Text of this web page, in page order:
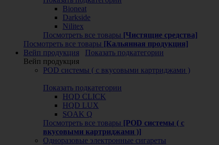
Bioneat
Darkside
Nilitex
Посмотреть все товары [Чистящие средства]
Посмотреть все товары [Кальянная продукция]
Вейп продукция
Показать подкатегории
Вейп продукция
POD системы ( с вкусовыми картриджами )
Показать подкатегории
HQD CLICK
HQD LUX
SOAK Q
Посмотреть все товары [POD системы ( с
вкусовыми картриджами )]
Одноразовые электронные сигареты